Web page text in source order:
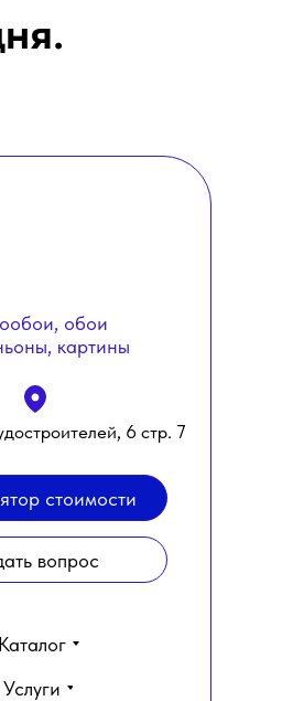
вопрос
Услуги
Каталог
стоимости
6 стр. 7
обои
картины